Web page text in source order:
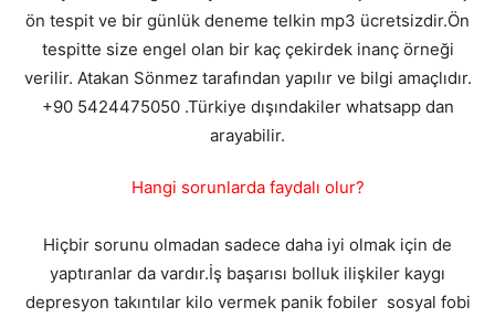
ön tespit ve bir günlük deneme telkin mp3 ücretsizdir.Ön
tespitte size engel olan bir kaç çekirdek inanç örneği
verilir. Atakan Sönmez tarafından yapılır ve bilgi amaçlıdır.
+90 5424475050 .Türkiye dışındakiler whatsapp dan
arayabilir.
Hangi sorunlarda faydalı olur?
Hiçbir sorunu olmadan sadece daha iyi olmak için de
yaptıranlar da vardır.İş başarısı bolluk ilişkiler kaygı
depresyon takıntılar kilo vermek panik fobiler sosyal fobi